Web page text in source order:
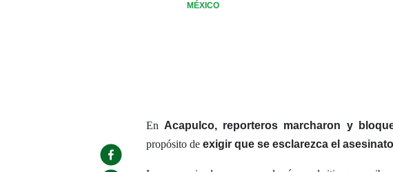
MÉXICO
En Acapulco, reporteros marcharon y
propósito de exigir que se esclarezca el